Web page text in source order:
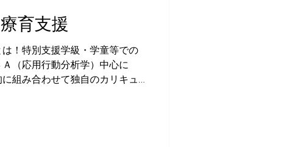
育支援
！特別支援学級・学童等での
（応用行動分析学）中心に
組み合わせて独自のカリキュ